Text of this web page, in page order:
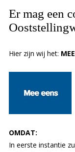
Er mag een
Hier zijn wij het:
OMDAT:
In eerste instantie